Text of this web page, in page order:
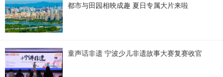
都市与田园相映成趣 夏日专属大片来啦
童声话非遗 宁波少儿非遗故事大赛复赛收官